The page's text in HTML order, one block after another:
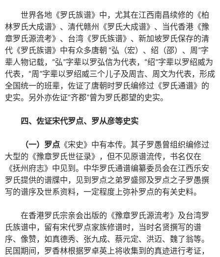
世界各地《罗氏族谱》中，尤其在江西南昌续修的《柏
林罗氏大成谱》、清代赣州《罗氏大成谱》、当代香港《豫
章罗氏源流考》、台湾《罗氏族谱》、新加坡罗氏保存的清
代《罗氏族谱》中有众多唐朝 “弘（宏）、绍（邵）、周”字
辈人物记载，“弘”字辈以罗弘信为代表，“绍”字辈以罗绍威为
代表，“周”字辈以罗绍威三个儿子及周吉、周文为代表，形成
全国统一的班辈，佐证了唐朝时罗氏编修过《罗氏通谱》的
史实。另外亦佐证“齐郡”曾为罗氏郡望的史实。
四、佐证宋代罗点、罗从彦等史实
（一）罗点 《宋史》中有本传。其子罗愚曾组织编修过
大型的《豫章罗氏世征录》，但不见原谱流传，书名仅在
《抚州府志》中见到。中华罗氏通谱编纂委员会在江西乐安
罗氏提供的谱牒中，见到罗点之弟罗盛郧及罗点之子罗愚撰
写的谱序及世系资料，一定程度上弥补罗点的有关史料。
在香港罗氏宗亲会出版的《豫章罗氏源流考》及台湾罗
氏族谱中，留有宋代罗点家族修谱时，当时名贤撰写的谱
序、像赞，如真德秀、张九成、蔡元定、洪迈、魏了翁等。
民国期间，罗香林根据罗卓英上将收集到的真迹进行考证，